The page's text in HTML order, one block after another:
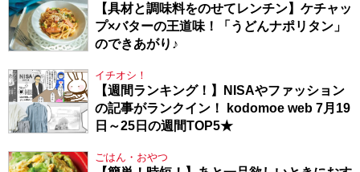
【具材と調味料をのせてレンチン】ケチャッ
プ×バターの王道味！「うどんナポリタン」
のできあがり♪
イチオシ！
【週間ランキング！】NISAやファッション
の記事がランクイン！ kodomoe web 7月19
日～25日の週間TOP5★
ごはん・おやつ